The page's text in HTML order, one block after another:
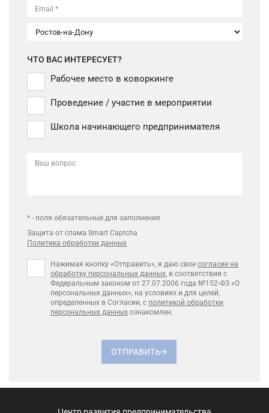
Email *
ЧТО ВАС ИНТЕРЕСУЕТ?
Рабочее место в коворкинге
Проведение / участие в мероприятии
Школа начинающего предпринимателя
Ваш вопрос
* - поля обязательные для заполнения
Защита от спама Smart Captcha
Политика обработки данных
Нажимая кнопку «Отправить», я даю свое согласие на
обработку персональных данных, в соответствии с
Федеральным законом от 27.07.2006 года №152-ФЗ «О
персональных данных», на условиях и для целей,
определенных в Согласии, с политикой обработки
персональных данных ознакомлен.
ОТПРАВИТЬ